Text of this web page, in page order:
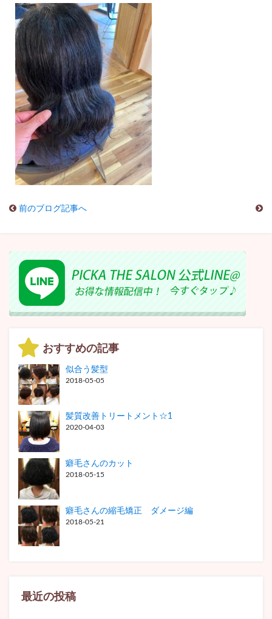
前のブログ記事へ
おすすめの記事
似合う髪型
2018-05-05
髪質改善トリートメント☆1
2020-04-03
癖毛さんのカット
2018-05-15
癖毛さんの縮毛矯正 ダメージ編
2018-05-21
最近の投稿